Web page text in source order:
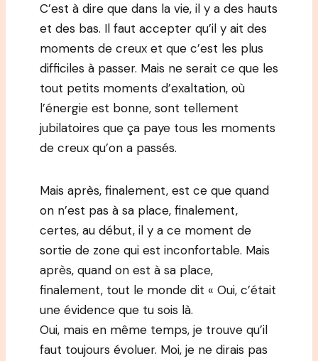
C’est à dire que dans la vie, il y a des hauts
et des bas. Il faut accepter qu’il y ait des
moments de creux et que c’est les plus
difficiles à passer. Mais ne serait ce que les
tout petits moments d’exaltation, où
l’énergie est bonne, sont tellement
jubilatoires que ça paye tous les moments
de creux qu’on a passés.
Mais après, finalement, est ce que quand
on n’est pas à sa place, finalement,
certes, au début, il y a ce moment de
sortie de zone qui est inconfortable. Mais
après, quand on est à sa place,
finalement, tout le monde dit « Oui, c’était
une évidence que tu sois là.
Oui, mais en même temps, je trouve qu’il
faut toujours évoluer. Moi, je ne dirais pas